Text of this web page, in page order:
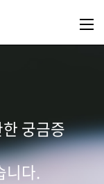
궁금증
니다.